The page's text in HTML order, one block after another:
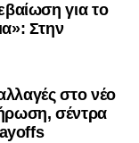
για το
Στην
στο νέο
σέντρα